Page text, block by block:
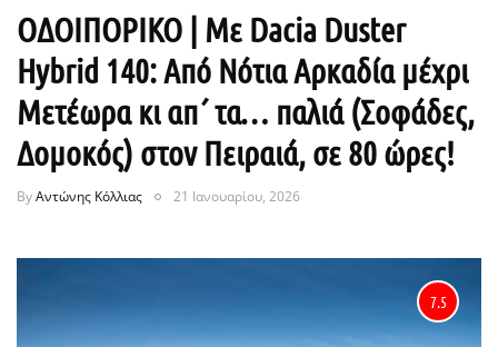
ΟΔΟΙΠΟΡΙΚΟ | Με Dacia Duster
Ηybrid 140: Από Νότια Αρκαδία μέχρι
Μετέωρα κι απ΄ τα… παλιά (Σοφάδες,
Δομοκός) στον Πειραιά, σε 80 ώρες!
ByΑντώνης Κόλλιας 21 Ιανουαρίου, 2026
7.5